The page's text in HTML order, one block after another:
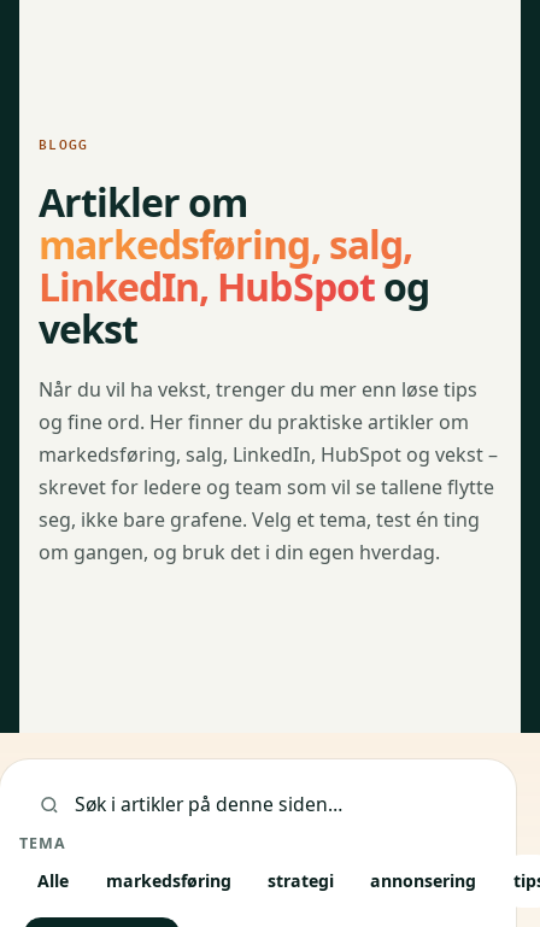
BLOGG
Artikler om
markedsføring, salg,
LinkedIn, HubSpotog
vekst
Når du vil ha vekst, trenger du mer enn løse tips
og fine ord. Her finner du praktiske artikler om
markedsføring, salg, LinkedIn, HubSpot og vekst –
skrevet for ledere og team som vil se tallene flytte
seg, ikke bare grafene. Velg et tema, test én ting
om gangen, og bruk det i din egen hverdag.
Siste bloggposter
Søk i artikler
TEMA
Alle markedsføring strategi annonsering